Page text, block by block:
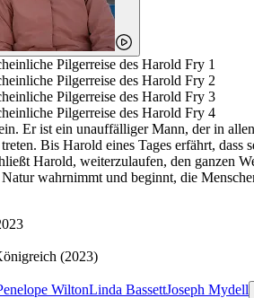
Er ist ein unauffälliger Mann, der in
Bis Harold eines Tages erfährt,
Harold, weiterzulaufen, den ganzen
wahrnimmt und beginnt, die
(2023)
WiltonLinda BassettJoseph Mydell